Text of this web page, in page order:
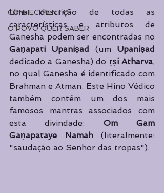
CONHECIMENTO
O POVO QUER SABER
Uma descrição de todas as
características e atributos de
Gaṇapati Upaniṣad (um Upaniṣad
dedicado a Ganesha) do ṛṣi Atharva,
no qual Ganesha é identificado com
Brahman e Atman. Este Hino Védico
também contém um dos mais
famosos mantras associados com
esta divindade: Om Gam
Gaṇapataye Namah (literalmente:
"saudação ao Senhor das tropas").